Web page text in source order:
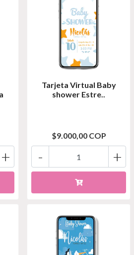
+
Tarjeta Virtual Baby
shower Estre..
$9.000,00 COP
+
-